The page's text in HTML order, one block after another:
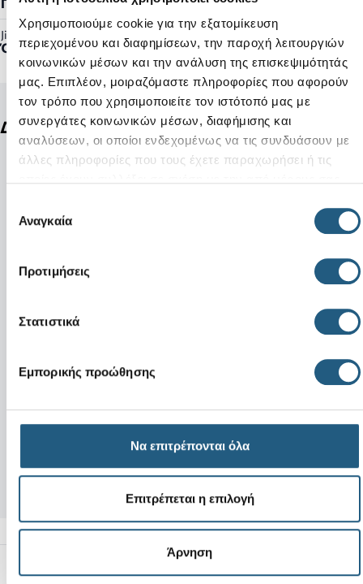
Χρησιμοποιούμε cookie για την εξατομίκευση
περιεχομένου και διαφημίσεων, την παροχή λειτουργιών
κοινωνικών μέσων και την ανάλυση της επισκεψιμότητάς
μας. Επιπλέον, μοιραζόμαστε πληροφορίες που αφορούν
τον τρόπο που χρησιμοποιείτε τον ιστότοπό μας με
συνεργάτες κοινωνικών μέσων, διαφήμισης και
αναλύσεων, οι οποίοι ενδεχομένως να τις συνδυάσουν με
άλλες πληροφορίες που τους έχετε παραχωρήσει ή τις
συγκατάθεσης
Αναγκαία
Προτιμήσεις
Στατιστικά
Εμπορικής προώθησης
Να επιτρέπονται όλα
Επιτρέπεται η επιλογή
Άρνηση
Jibbitz™ Ready:
Όχι
Δείτε ακόμη
Νέο
Patchwork Pink
Αποστολές Προϊόντων